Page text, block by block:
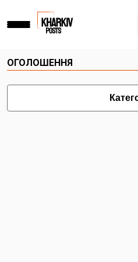
ОГОЛОШЕННЯ